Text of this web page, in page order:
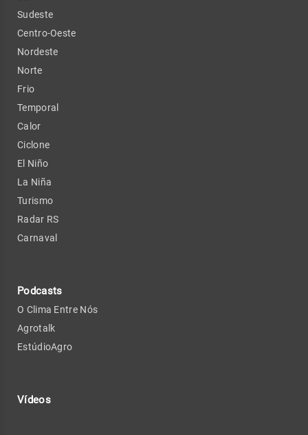
Sudeste
Centro-Oeste
Nordeste
Norte
Frio
Temporal
Calor
Ciclone
El Niño
La Niña
Turismo
Radar RS
Carnaval
Podcasts
O Clima Entre Nós
Agrotalk
EstúdioAgro
Vídeos